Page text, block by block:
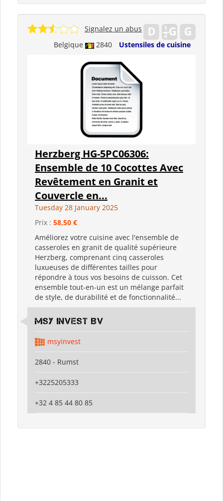
Belgique 2840 Ustensiles de cuisine
Signalez un abus
Herzberg HG-5PC06306:
Ensemble de 10 Cocottes Avec
Revêtement en Granit et
Couvercle en...
Tuesday 28 January 2025
Prix : 58,50 €
Améliorez votre cuisine avec l'ensemble de
casseroles en granit de qualité supérieure
Herzberg, comprenant cinq casseroles
luxueuses de différentes tailles pour
répondre à tous vos besoins de cuisson. Cet
ensemble tout-en-un est un mélange parfait
de style, de durabilité et de fonctionnalité...
MSY Invest BV
msyinvest
2840 - Rumst
+3225205333
+32 4 85 44 80 85